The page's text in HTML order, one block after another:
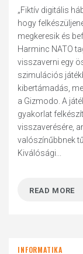
„Fiktív digitális
hogy
megkeresik és
Harminc NATO
visszaverni egy
szimulációs
kibertámadás,
a Gizmodo. A
gyakorlat
visszaverésére,
valószínűbbnek
Kiválósági...
READ MORE
INFORMATIKA